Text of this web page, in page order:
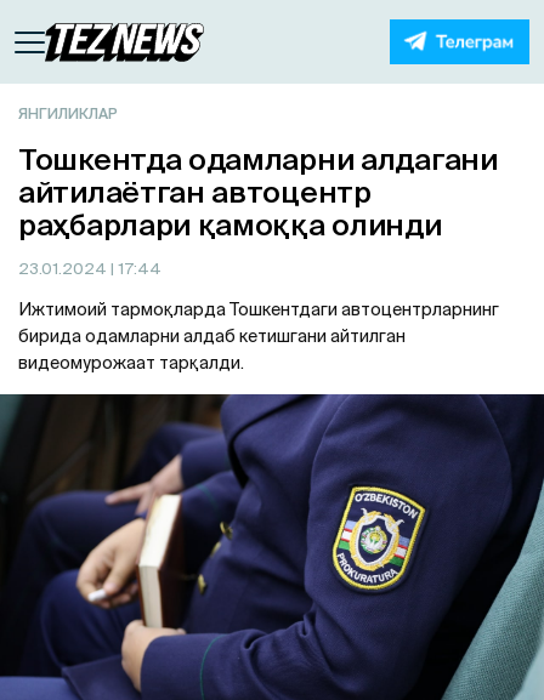
ЯНГИЛИКЛАР
Тошкентда одамларни алдагани
айтилаётган автоцентр
раҳбарлари қамоққа олинди
23.01.2024 | 17:44
Ижтимоий тармоқларда Тошкентдаги автоцентрларнинг
бирида одамларни алдаб кетишгани айтилган
видеомурожаат тарқалди.